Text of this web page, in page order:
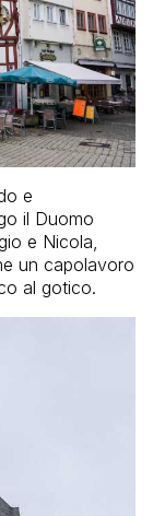
e
il Duomo
e Nicola,
un capolavoro
al gotico.